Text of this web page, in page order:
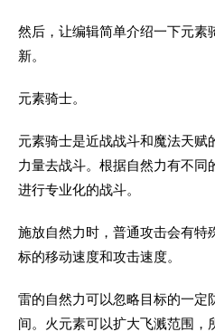
然后，让编辑简单介绍一下元素
新。
元素骑士。
元素骑士是近战战斗和魔法天赋
力量去战斗。根据自然力有不同
进行专业化的战斗。
施放自然力时，普通攻击会有特
标的移动速度和攻击速度。
雷的自然力可以忽略目标的一定
间。火元素可以扩大飞溅范围，